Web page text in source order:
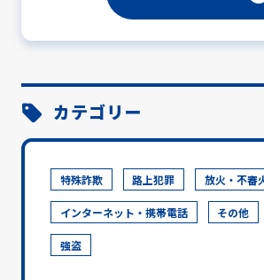
カテゴリー
特殊詐欺 路上犯罪 放火・不審
インターネット・携帯電話 その他
強盗